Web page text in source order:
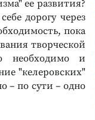
ее развития?
дорогу через
пока
творческой
необходимо и
"келеровских"
– по сути – одно